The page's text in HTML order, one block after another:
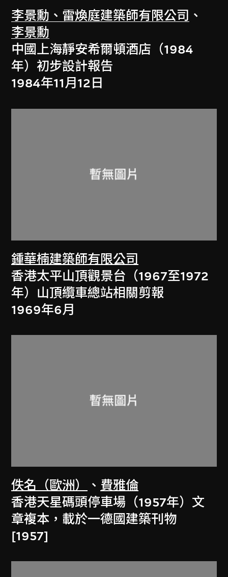
李景勳、雷煥庭建築師有限公司 、
李景勳
中國上海靜安希爾頓酒店（1984
年）初步設計報告
1984年11月12日
鍾華楠建築師有限公司
香港太平山頂觀景台（1967至1972
年）山頂纜車總站相關剪報
1969年6月
佚名（歐洲） 、 費雅倫
香港天星碼頭停車場（1957年）文
章複本，載於一德國建築刊物
[1957]